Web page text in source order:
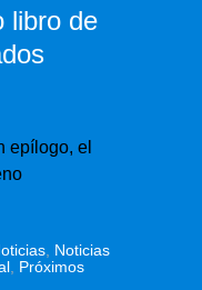
libro de
epílogo, el
, Noticias
Próximos